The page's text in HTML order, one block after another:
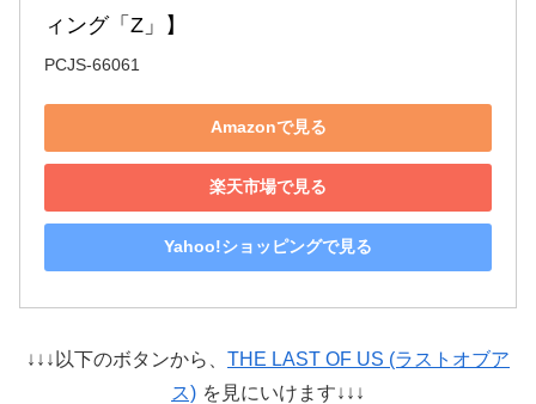
ィング「Z」】
PCJS-66061
Amazonで見る
楽天市場で見る
Yahoo!ショッピングで見る
↓↓↓以下のボタンから、 THE LAST OF US (ラストオブア
ス) を見にいけます↓↓↓